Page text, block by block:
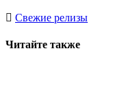
Свежие релизы
Читайте также